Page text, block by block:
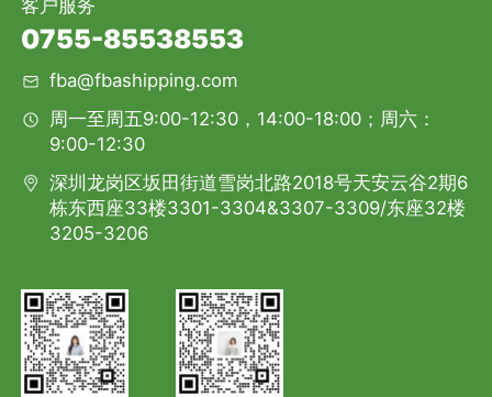
客户服务
0755-85538553
fba@fbashipping.com
周一至周五9:00-12:30，14:00-18:00；周六：
9:00-12:30
深圳龙岗区坂田街道雪岗北路2018号天安云谷2期6
栋东西座33楼3301-3304&3307-3309/东座32楼
3205-3206